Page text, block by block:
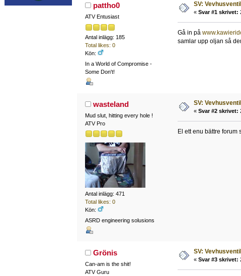
pattho0
ATV Entusiast
Antal inlägg: 185
Total likes: 0
Kön:
In a World of Compromise -
Some Don't!
SV:
« Svar #1 skrivet:
Gå in på
samlar upp oljan så
wasteland
Mud slut, hitting every hole !
ATV Pro
Antal inlägg: 471
Total likes: 0
Kön:
ASRD engineering solusions
SV:
« Svar #2 skrivet:
El ett enu bättre forum
Grönis
Can-am is the shit!
ATV Guru
SV:
« Svar #3 skrivet: